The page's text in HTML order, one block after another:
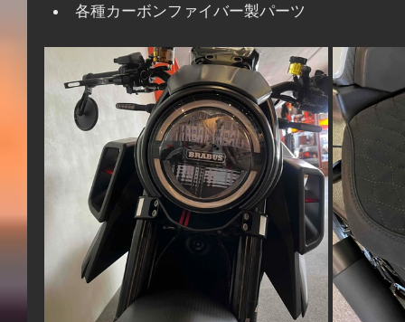
各種カーボンファイバー製パーツ